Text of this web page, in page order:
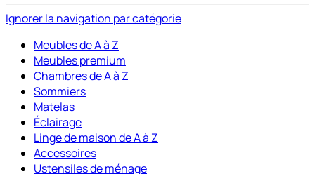
Ignorer la navigation par catégorie
Meubles de A à Z
Meubles premium
Chambres de A à Z
Sommiers
Matelas
Éclairage
Linge de maison de A à Z
Accessoires
Ustensiles de ménage